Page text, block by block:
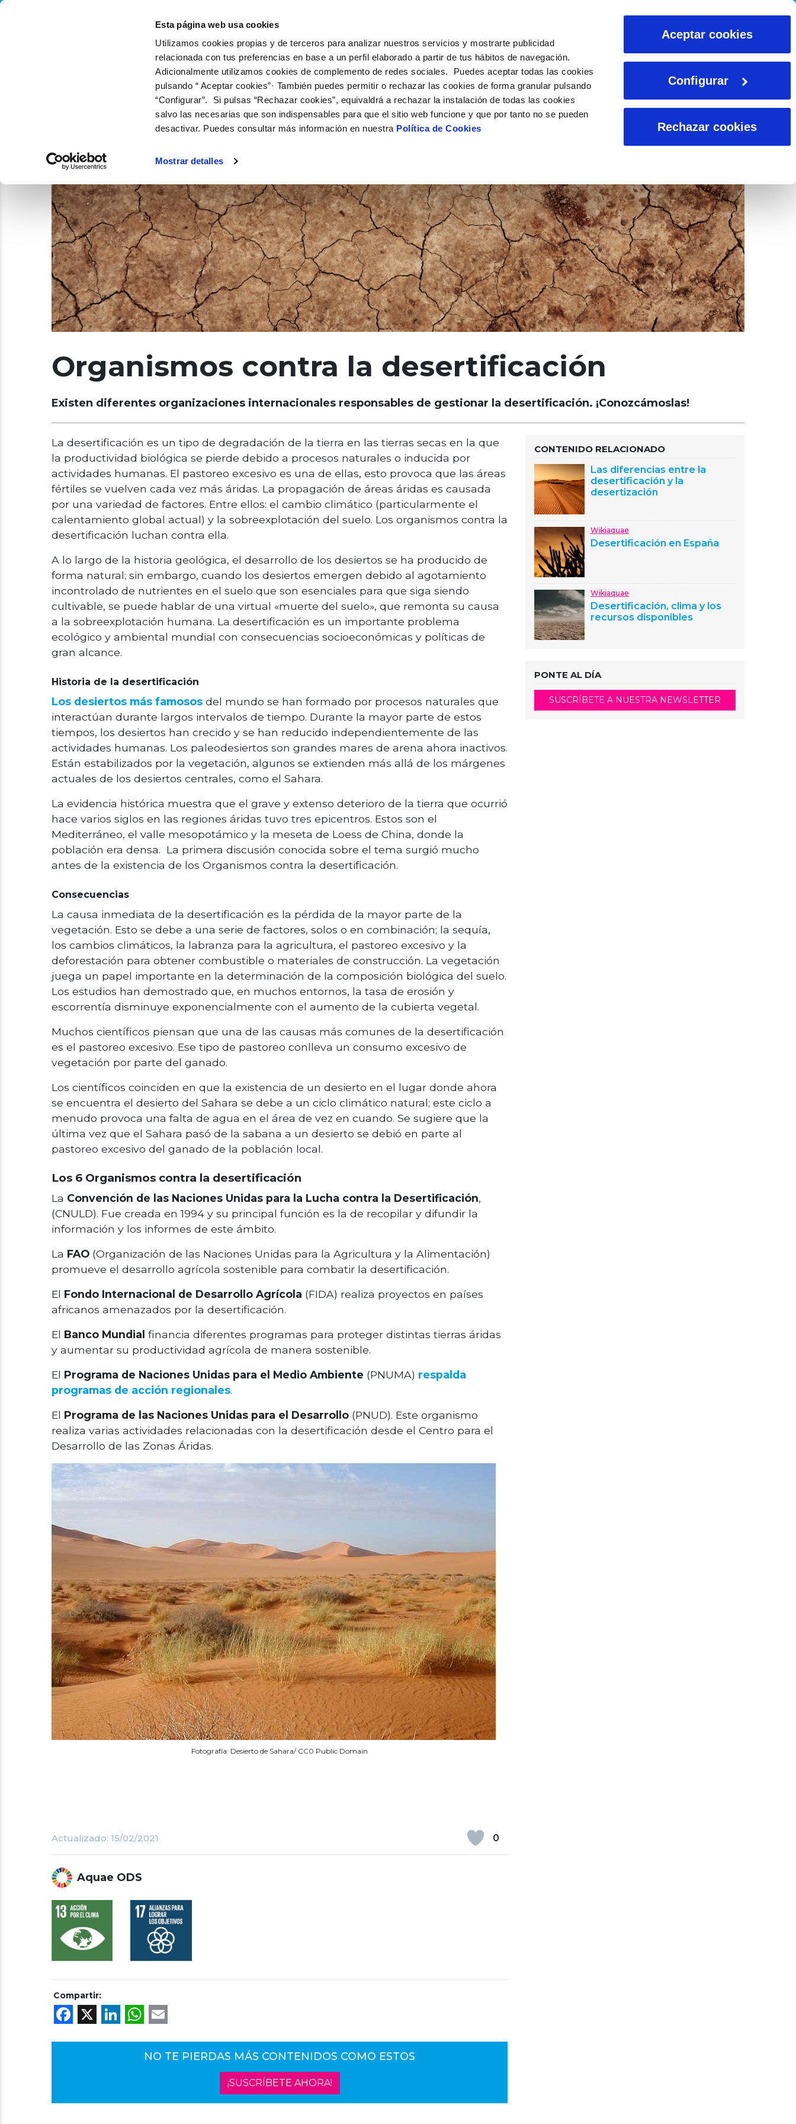
Esta página web usa cookies
Utilizamos cookies propias y de terceros para analizar nuestros servicios y mostrarte publicidad
relacionada con tus preferencias en base a un perfil elaborado a partir de tus hábitos de navegación.
Adicionalmente utilizamos cookies de complemento de redes sociales. Puedes aceptar todas las cookies
pulsando “ Aceptar cookies”· También puedes permitir o rechazar las cookies de forma granular pulsando
“Configurar”. Si pulsas “Rechazar cookies”, equivaldrá a rechazar la instalación de todas las cookies
salvo las necesarias que son indispensables para que el sitio web funcione y que por tanto no se pueden
desactivar. Puedes consultar más información en nuestra Política de Cookies
Mostrar detalles
Aceptar cookies
Configurar
Rechazar cookies
QUIÉNES SOMOS QUÉ HACEMOS
Organismos contra la desertificación
Existen diferentes organizaciones internacionales responsables de gestionar la desertificación. ¡Conozcámoslas!
La desertificación es un tipo de degradación de la tierra en las tierras secas en la que
la productividad biológica se pierde debido a procesos naturales o inducida por
actividades humanas. El pastoreo excesivo es una de ellas, esto provoca que las áreas
fértiles se vuelven cada vez más áridas. La propagación de áreas áridas es causada
por una variedad de factores. Entre ellos: el cambio climático (particularmente el
calentamiento global actual) y la sobreexplotación del suelo. Los organismos contra la
desertificación luchan contra ella.
A lo largo de la historia geológica, el desarrollo de los desiertos se ha producido de
forma natural; sin embargo, cuando los desiertos emergen debido al agotamiento
incontrolado de nutrientes en el suelo que son esenciales para que siga siendo
cultivable, se puede hablar de una virtual «muerte del suelo», que remonta su causa
a la sobreexplotación humana. La desertificación es un importante problema
ecológico y ambiental mundial con consecuencias socioeconómicas y políticas de
gran alcance.
Historia de la desertificación
Los desiertos más famosos del mundo se han formado por procesos naturales que
interactúan durante largos intervalos de tiempo. Durante la mayor parte de estos
tiempos, los desiertos han crecido y se han reducido independientemente de las
actividades humanas. Los paleodesiertos son grandes mares de arena ahora inactivos.
Están estabilizados por la vegetación, algunos se extienden más allá de los márgenes
actuales de los desiertos centrales, como el Sahara.
La evidencia histórica muestra que el grave y extenso deterioro de la tierra que ocurrió
hace varios siglos en las regiones áridas tuvo tres epicentros. Estos son el
Mediterráneo, el valle mesopotámico y la meseta de Loess de China, donde la
población era densa. La primera discusión conocida sobre el tema surgió mucho
antes de la existencia de los Organismos contra la desertificación.
Consecuencias
La causa inmediata de la desertificación es la pérdida de la mayor parte de la
vegetación. Esto se debe a una serie de factores, solos o en combinación; la sequía,
los cambios climáticos, la labranza para la agricultura, el pastoreo excesivo y la
deforestación para obtener combustible o materiales de construcción. La vegetación
juega un papel importante en la determinación de la composición biológica del suelo.
Los estudios han demostrado que, en muchos entornos, la tasa de erosión y
escorrentía disminuye exponencialmente con el aumento de la cubierta vegetal.
Muchos científicos piensan que una de las causas más comunes de la desertificación
es el pastoreo excesivo. Ese tipo de pastoreo conlleva un consumo excesivo de
vegetación por parte del ganado.
Los científicos coinciden en que la existencia de un desierto en el lugar donde ahora
se encuentra el desierto del Sahara se debe a un ciclo climático natural; este ciclo a
menudo provoca una falta de agua en el área de vez en cuando. Se sugiere que la
última vez que el Sahara pasó de la sabana a un desierto se debió en parte al
pastoreo excesivo del ganado de la población local.
Los 6 Organismos contra la desertificación
La Convención de las Naciones Unidas para la Lucha contra la Desertificación,
(CNULD). Fue creada en 1994 y su principal función es la de recopilar y difundir la
información y los informes de este ámbito.
La FAO (Organización de las Naciones Unidas para la Agricultura y la Alimentación)
promueve el desarrollo agrícola sostenible para combatir la desertificación.
El Fondo Internacional de Desarrollo Agrícola (FIDA) realiza proyectos en países
africanos amenazados por la desertificación.
El Banco Mundial financia diferentes programas para proteger distintas tierras áridas
y aumentar su productividad agrícola de manera sostenible.
El Programa de Naciones Unidas para el Medio Ambiente (PNUMA) respalda
programas de acción regionales.
El Programa de las Naciones Unidas para el Desarrollo (PNUD). Este organismo
realiza varias actividades relacionadas con la desertificación desde el Centro para el
Desarrollo de las Zonas Áridas.
Fotografía: Desierto de Sahara/ CC0 Public Domain
0
Actualizado: 15/02/2021
Aquae ODS
Compartir:
Facebook
X LinkedIn
WhatsApp
NO TE PIERDAS MÁS CONTENIDOS COMO ESTOS
¡SUSCRÍBETE AHORA!
CONTENIDO RELACIONADO
Las diferencias entre la
desertificación y la
desertización
Wikiaquae
Desertificación en España
Wikiaquae
Desertificación, clima y los
recursos disponibles
PONTE AL DÍA
SUSCRÍBETE A NUESTRA NEWSLETTER